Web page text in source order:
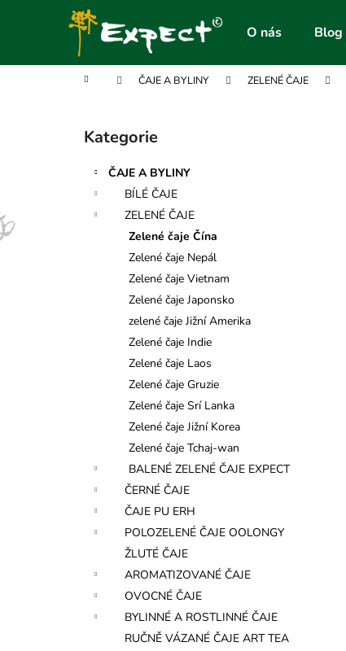
O nás Blog
Domů ČAJE A BYLINY ZELENÉ ČAJE
Přeskočit
kategorie
Kategorie
ČAJE A BYLINY
BÍLÉ ČAJE
ZELENÉ ČAJE
Zelené čaje Čína
Zelené čaje Nepál
Zelené čaje Vietnam
Zelené čaje Japonsko
zelené čaje Jižní Amerika
Zelené čaje Indie
Zelené čaje Laos
Zelené čaje Gruzie
Zelené čaje Srí Lanka
Zelené čaje Jižní Korea
Zelené čaje Tchaj-wan
BALENÉ ZELENÉ ČAJE EXPECT
ČERNÉ ČAJE
ČAJE PU ERH
POLOZELENÉ ČAJE OOLONGY
ŽLUTÉ ČAJE
AROMATIZOVANÉ ČAJE
OVOCNÉ ČAJE
BYLINNÉ A ROSTLINNÉ ČAJE
RUČNĚ VÁZANÉ ČAJE ART TEA
í
Zpět
do
Zpět
do